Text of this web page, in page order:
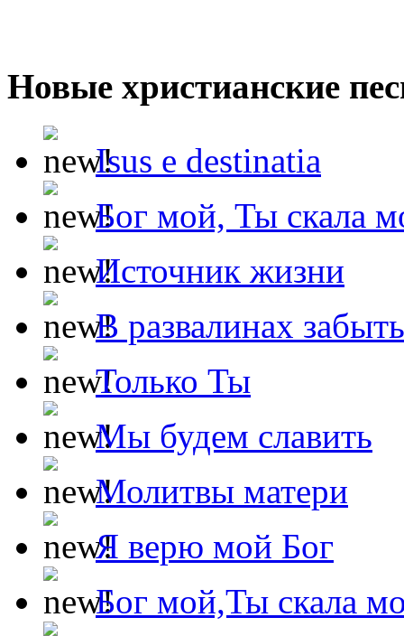
Новые христианские
Isus e destinatia
Бог мой, Ты скала
Источник жизни
В развалинах
Только Ты
Мы будем славить
Молитвы матери
Я верю мой Бог
Бог мой,Ты скала